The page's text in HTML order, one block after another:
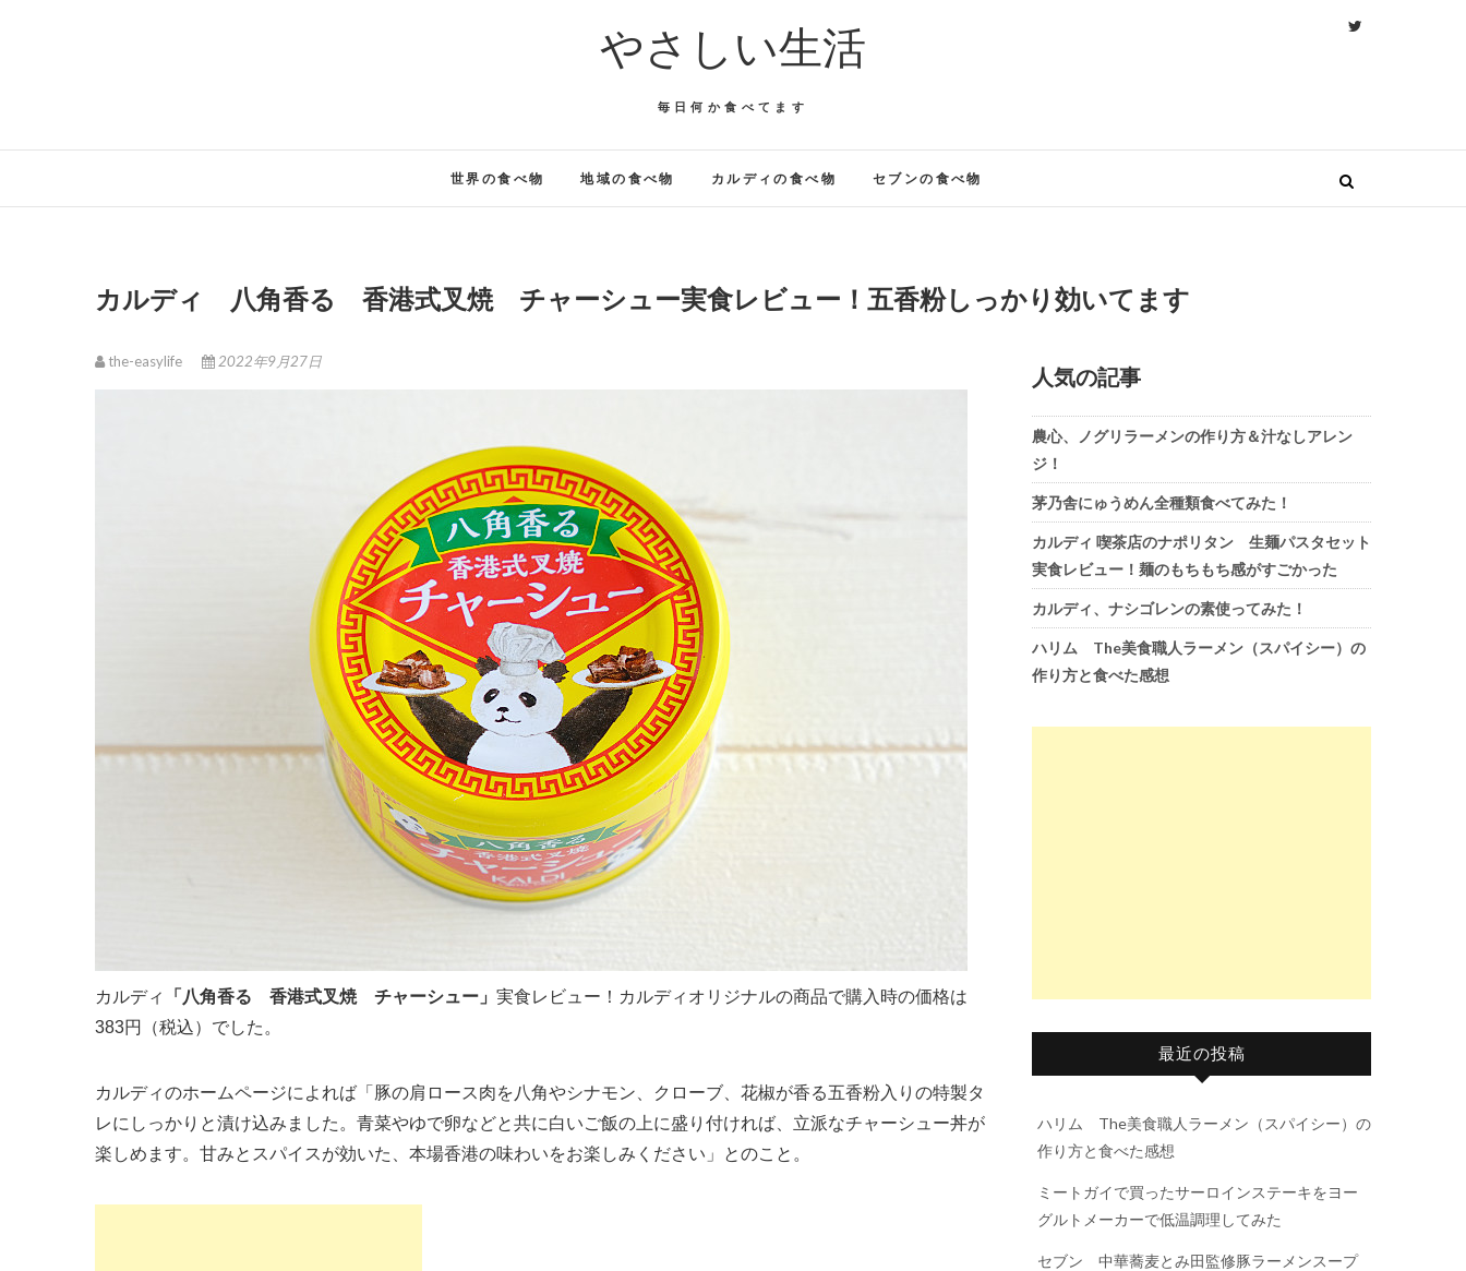
やさしい生活
毎日何か食べてます
世界の食べ物 地域の食べ物 カルディの食べ物 セブンの食べ物
カルディ 八角香る 香港式叉焼 チャーシュー実食レビュー！五香粉しっかり効いてます
the-easylife 2022年9月27日
カルディ 「八角香る 香港式叉焼 チャーシュー」 実食レビュー！カルディオリジナルの商品で購入時の価格は
383円（税込）でした。
カルディのホームページによれば「豚の肩ロース肉を八角やシナモン、クローブ、花椒が香る五香粉入りの特製タ
レにしっかりと漬け込みました。青菜やゆで卵などと共に白いご飯の上に盛り付ければ、立派なチャーシュー丼が
楽しめます。甘みとスパイスが効いた、本場香港の味わいをお楽しみください」とのこと。
人気の記事
農心、ノグリラーメンの作り方＆汁なしアレン
ジ！
茅乃舎にゅうめん全種類食べてみた！
カルディ 喫茶店のナポリタン 生麺パスタセット
実食レビュー！麺のもちもち感がすごかった
カルディ、ナシゴレンの素使ってみた！
ハリム The美食職人ラーメン（スパイシー）の
作り方と食べた感想
最近の投稿
ハリム The美食職人ラーメン（スパイシー）の
作り方と食べた感想
ミートガイで買ったサーロインステーキをヨー
グルトメーカーで低温調理してみた
セブン 中華蕎麦とみ田監修豚ラーメンスープ